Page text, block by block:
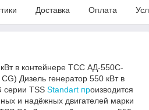
Доставка Оплата
в контейнере ТСС АД-550С-
Дизель генератор 550 кВт в
серии TSS Standart производится
и надёжных двигателей марки